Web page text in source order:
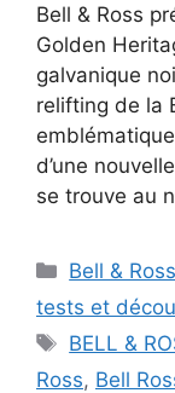
Bell & Ross
Golden
galvanique
relifting de la
d’une
se trouve au
Catégories
Bell & Ross
tests et
Étiquettes
BELL &
Ross, Bell